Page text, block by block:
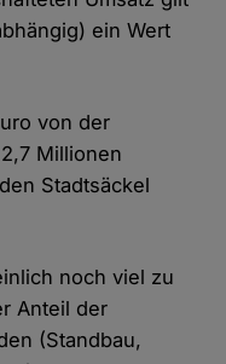
ein Wert
von der
Millionen
Stadtsäckel
noch viel zu
Anteil der
(Standbau,